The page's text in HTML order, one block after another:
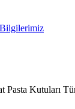
Kutuları